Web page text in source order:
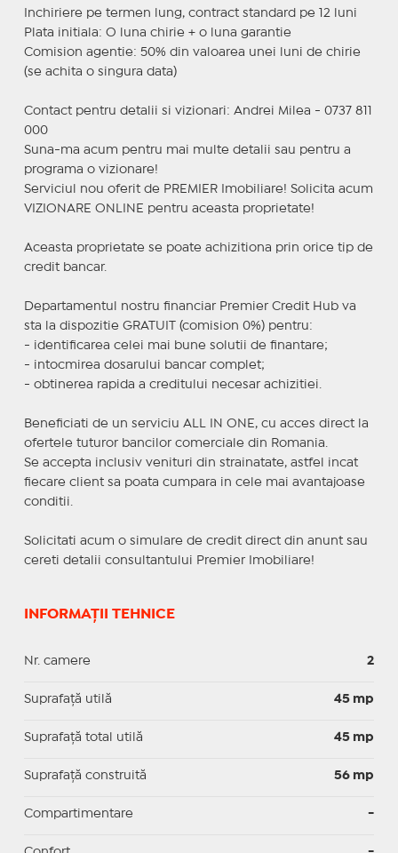
Inchiriere pe termen lung, contract standard pe 12 luni
Plata initiala: O luna chirie + o luna garantie
Comision agentie: 50% din valoarea unei luni de chirie
(se achita o singura data)
Contact pentru detalii si vizionari: Andrei Milea - 0737 811
000
Suna-ma acum pentru mai multe detalii sau pentru a
programa o vizionare!
Serviciul nou oferit de PREMIER Imobiliare! Solicita acum
VIZIONARE ONLINE pentru aceasta proprietate!
Aceasta proprietate se poate achizitiona prin orice tip de
credit bancar.
Departamentul nostru financiar Premier Credit Hub va
sta la dispozitie GRATUIT (comision 0%) pentru:
- identificarea celei mai bune solutii de finantare;
- intocmirea dosarului bancar complet;
- obtinerea rapida a creditului necesar achizitiei.
Beneficiati de un serviciu ALL IN ONE, cu acces direct la
ofertele tuturor bancilor comerciale din Romania.
Se accepta inclusiv venituri din strainatate, astfel incat
fiecare client sa poata cumpara in cele mai avantajoase
conditii.
Solicitati acum o simulare de credit direct din anunt sau
cereti detalii consultantului Premier Imobiliare!
INFORMAȚII TEHNICE
Nr. camere 2
Suprafaţă utilă 45 mp
Suprafaţă total utilă 45 mp
Suprafaţă construită 56 mp
Compartimentare -